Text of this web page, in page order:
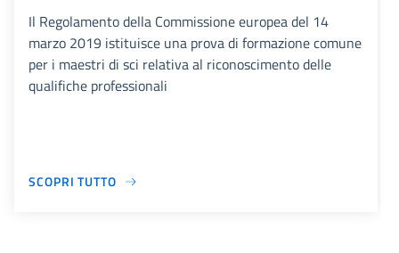
Il Regolamento della Commissione europea del 14
marzo 2019 istituisce una prova di formazione comune
per i maestri di sci relativa al riconoscimento delle
qualifiche professionali
SCOPRI TUTTO